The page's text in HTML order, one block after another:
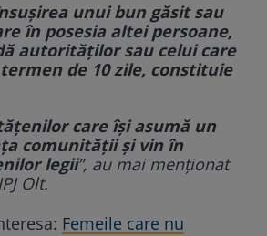
unui bun găsit sau
în posesia altei persoane,
autorităților sau celui care
de 10 zile, constituie
care își asumă un
comunității și vin în
legii”, au mai menționat
Olt.
Femeile care nu